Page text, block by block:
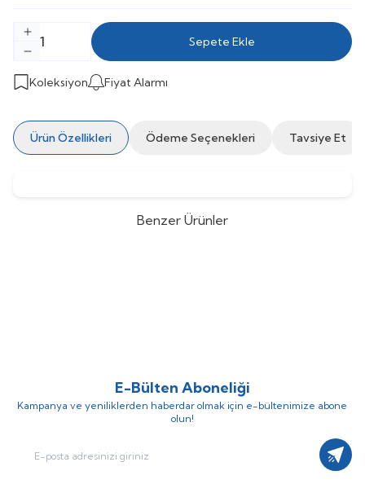
Sepete Ekle
Koleksiyon Fiyat Alarmı
Ürün Özellikleri Ödeme Seçenekleri Tavsiye Et
Benzer Ürünler
E-Bülten Aboneliği
Kampanya ve yeniliklerden haberdar olmak için e-bültenimize abone
olun!